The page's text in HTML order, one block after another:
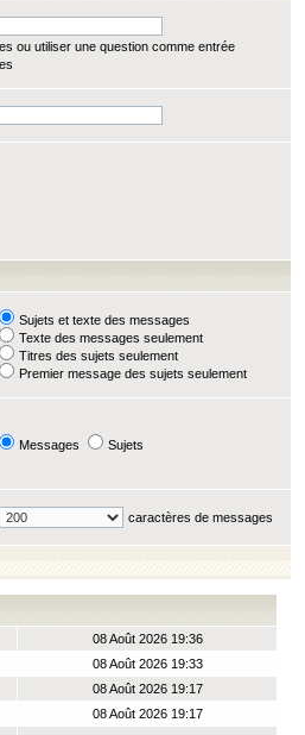
ou utiliser une question comme entrée
Sujets et texte des messages
Texte des messages seulement
Titres des sujets seulement
Premier message des sujets seulement
Messages Sujets
caractères de messages
08 Août 2026 19:36
08 Août 2026 19:33
08 Août 2026 19:17
08 Août 2026 19:17